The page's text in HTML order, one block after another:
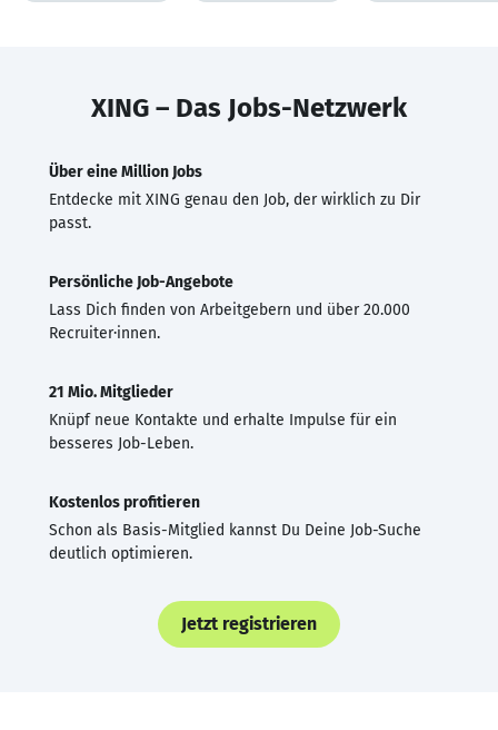
XING – Das Jobs-Netzwerk
Über eine Million Jobs
Entdecke mit XING genau den Job, der wirklich zu Dir
passt.
Persönliche Job-Angebote
Lass Dich finden von Arbeitgebern und über 20.000
Recruiter·innen.
21 Mio. Mitglieder
Knüpf neue Kontakte und erhalte Impulse für ein
besseres Job-Leben.
Kostenlos profitieren
Schon als Basis-Mitglied kannst Du Deine Job-Suche
deutlich optimieren.
Jetzt registrieren